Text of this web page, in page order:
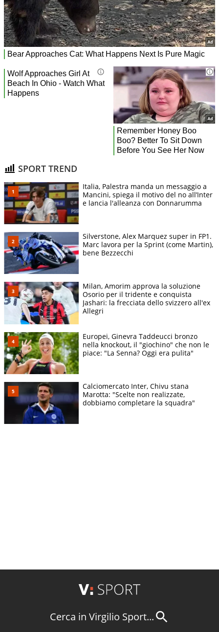
SPORT TREND
Italia, Palestra manda un messaggio a
Mancini, spiega il motivo del no all’Inter
e lancia l'alleanza con Donnarumma
Silverstone, Alex Marquez super in FP1.
Marc lavora per la Sprint (come Martin),
bene Bezzecchi
Milan, Amorim approva la soluzione
Osorio per il tridente e conquista
Jashari: la frecciata dello svizzero all'ex
Allegri
Europei, Ginevra Taddeucci bronzo
nella knockout, il "giochino" che non le
piace: "La Senna? Oggi era pulita"
Calciomercato Inter, Chivu stana
Marotta: "Scelte non realizzate,
dobbiamo completare la squadra"
Cerca in Virgilio Sport...